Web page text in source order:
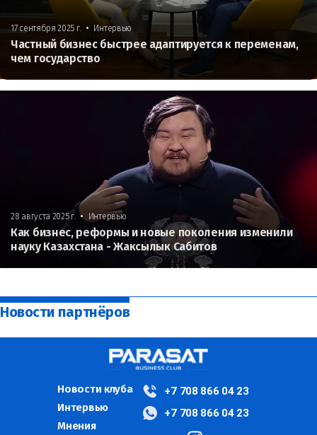
17 сентября 2025 г. • Интервью
Частный бизнес быстрее адаптируется к переменам,
чем государство
28 августа 2025 г. • Интервью
Как бизнес, реформы и новые поколения изменили
науку Казахстана - Жаксылык Сабитов
Новости партнёров
Новости клуба
Интервью
Мнения
+7 708 866 04 23
+7 708 866 04 23